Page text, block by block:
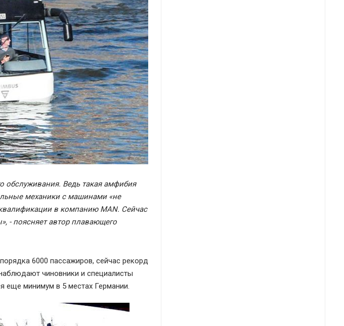
обслуживания. Ведь такая амфибия
механики с машинами «не
в компанию MAN. Сейчас
- поясняет автор плавающего
6000 пассажиров, сейчас рекорд
чиновники и специалисты
еще минимум в 5 местах Германии.